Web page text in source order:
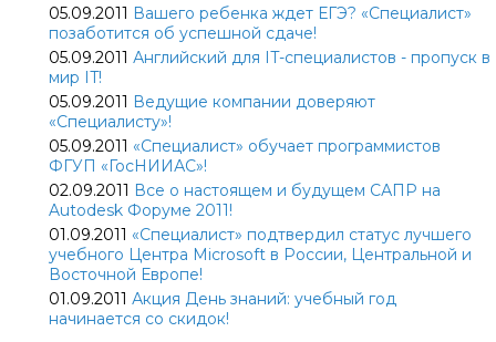
05.09.2011 Вашего ребенка ждет ЕГЭ? «Специалист»
позаботится об успешной сдаче!
05.09.2011 Английский для IT-специалистов - пропуск в
мир IT!
05.09.2011 Ведущие компании доверяют
«Специалисту»!
05.09.2011 «Специалист» обучает программистов
ФГУП «ГосНИИАС»!
02.09.2011 Все о настоящем и будущем САПР на
Autodesk Форуме 2011!
01.09.2011 «Специалист» подтвердил статус лучшего
учебного Центра Microsoft в России, Центральной и
Восточной Европе!
01.09.2011 Акция День знаний: учебный год
начинается со скидок!